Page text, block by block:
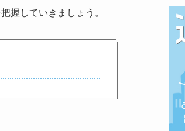
握していきましょう。